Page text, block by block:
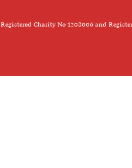
Registered Charity No 1208006 and